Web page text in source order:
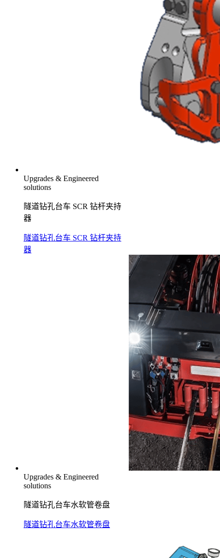
Upgrades & Engineered
solutions
隧道钻孔台车 SCR 钻杆夹持
器
隧道钻孔台车 SCR 钻杆夹持
器
Upgrades & Engineered
solutions
隧道钻孔台车水软管卷盘
隧道钻孔台车水软管卷盘